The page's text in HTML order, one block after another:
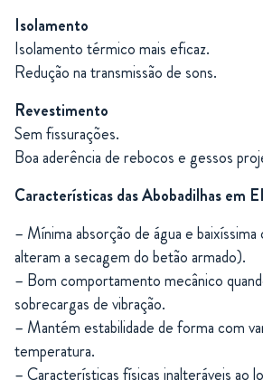
Isolamento
Isolamento térmico mais eficaz.
Redução na transmissão de sons.
Revestimento
Sem fissurações.
Boa aderência de rebocos e gessos
Características das Abobadilhas em
– Mínima absorção de água e baixíssima
alteram a secagem do betão armado).
– Bom comportamento mecânico
sobrecargas de vibração.
– Mantém estabilidade de forma com
temperatura.
– Características físicas inalteráveis ao